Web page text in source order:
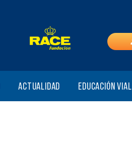
Actualidad Educación vial